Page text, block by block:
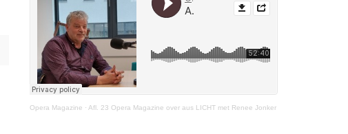
Opera Magazine · Afl. 23 Opera Magazine over aus LICHT met Renee Jonker